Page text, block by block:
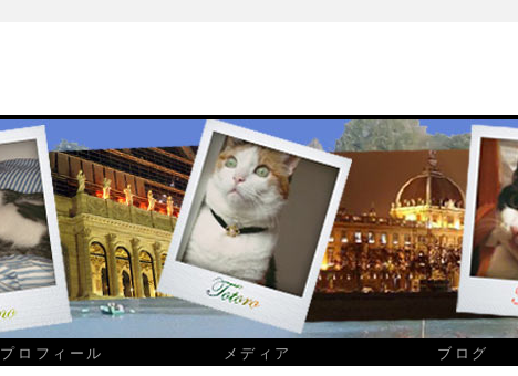
プロフィール メディア ブログ